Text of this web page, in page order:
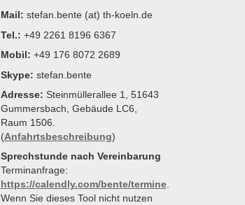
Mail: stefan.bente (at) th-koeln.de
Tel.: +49 2261 8196 6367
Mobil: +49 176 8072 2689
Skype: stefan.bente
Adresse: Steinmüllerallee 1, 51643
Gummersbach, Gebäude LC6,
Raum 1506.
(Anfahrtsbeschreibung)
Sprechstunde nach Vereinbarung
Terminanfrage:
https://calendly.com/bente/termine.
Wenn Sie dieses Tool nicht nutzen